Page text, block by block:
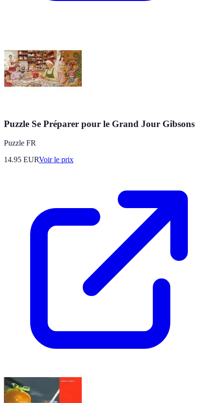
Puzzle Se Préparer pour le Grand Jour Gibsons
Puzzle FR
14.95 EURVoir le prix